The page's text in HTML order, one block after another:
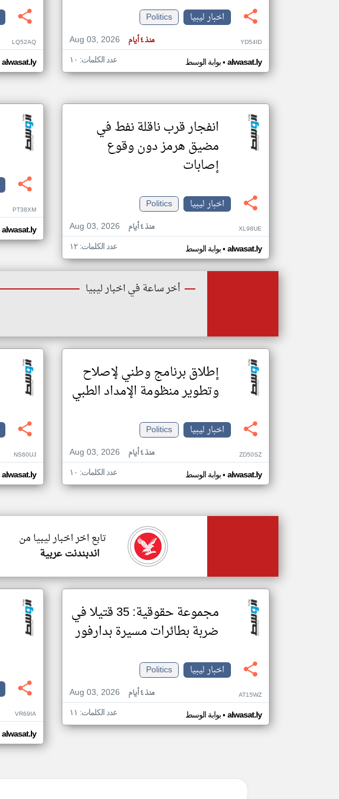
اخبار ليبيا
Politics
Aug 03, 2026
منذ ٤ أيام YD54ID
بوابة الوسط• alwasat.ly عدد الكلمات: ١٠
LQ52AQ
alwasat.ly
انفجار قرب ناقلة نفط في
مضيق هرمز دون وقوع
إصابات
اخبار ليبيا
Politics
Aug 03, 2026
منذ ٤ أيام XL98UE
بوابة الوسط• alwasat.ly عدد الكلمات: ١٢
PT38XM
alwasat.ly
أخر ساعة في اخبار ليبيا
إطلاق برنامج وطني لإصلاح
وتطوير منظومة الإمداد الطبي
اخبار ليبيا
Politics
Aug 03, 2026
منذ ٤ أيام ZD50SZ
بوابة الوسط• alwasat.ly عدد الكلمات: ١٠
NS60UJ
alwasat.ly
تابع اخر اخبار ليبيا من
اندبندنت عربية
مجموعة حقوقية: 35 قتيلا في
ضربة بطائرات مسيرة بدارفور
اخبار ليبيا
Politics
Aug 03, 2026
منذ ٤ أيام AT15WZ
بوابة الوسط• alwasat.ly عدد الكلمات: ١١ VR69IA
alwasat.ly